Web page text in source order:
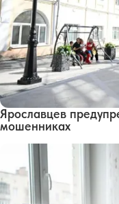
Ярославцев
мошенниках